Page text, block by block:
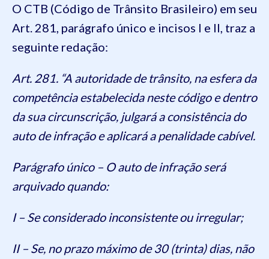
O CTB (Código de Trânsito Brasileiro) em seu
Art. 281, parágrafo único e incisos I e II, traz a
seguinte redação:
Art. 281. “A autoridade de trânsito, na esfera da
competência estabelecida neste código e dentro
da sua circunscrição, julgará a consistência do
auto de infração e aplicará a penalidade cabível.
Parágrafo único – O auto de infração será
arquivado quando:
I – Se considerado inconsistente ou irregular;
II – Se, no prazo máximo de 30 (trinta) dias, não